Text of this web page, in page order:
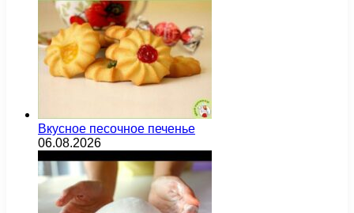
Вкусное песочное печенье
06.08.2026